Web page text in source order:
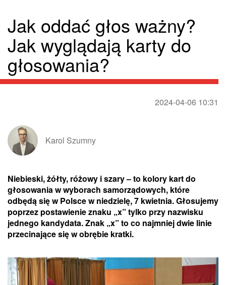
Jak oddać głos ważny?
Jak wyglądają karty do
głosowania?
2024-04-06 10:31
Karol Szumny
Niebieski, żółty, różowy i szary – to kolory kart do
głosowania w wyborach samorządowych, które
odbędą się w Polsce w niedzielę, 7 kwietnia. Głosujemy
poprzez postawienie znaku „x” tylko przy nazwisku
jednego kandydata. Znak „x” to co najmniej dwie linie
przecinające się w obrębie kratki.